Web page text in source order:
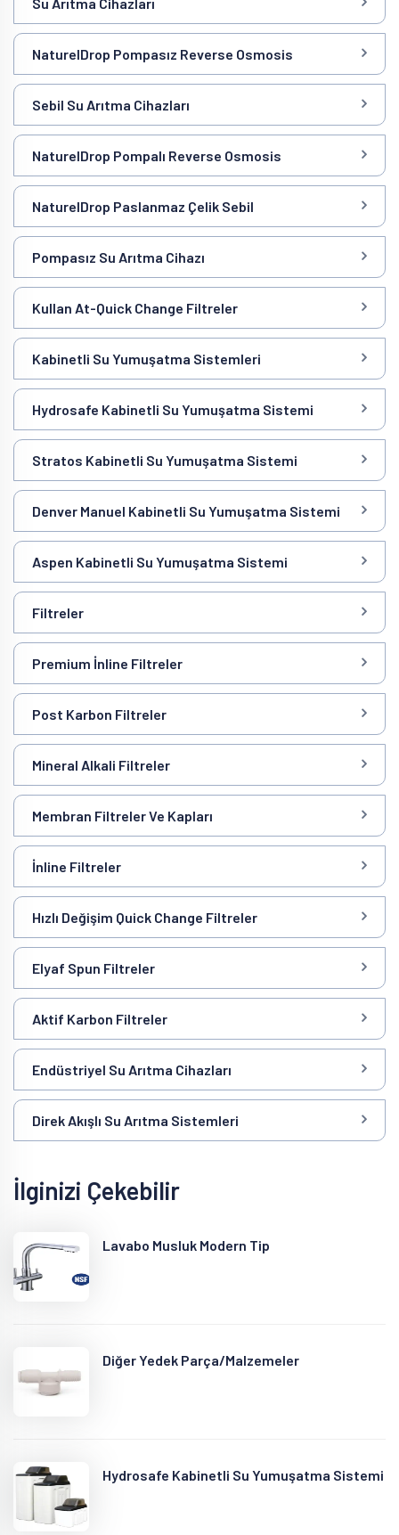
NaturelDrop Pompasız Reverse Osmosis
Sebil Su Arıtma Cihazları
NaturelDrop Pompalı Reverse Osmosis
NaturelDrop Paslanmaz Çelik Sebil
Pompasız Su Arıtma Cihazı
Kullan At-Quick Change Filtreler
Kabinetli Su Yumuşatma Sistemleri
Hydrosafe Kabinetli Su Yumuşatma Sistemi
Stratos Kabinetli Su Yumuşatma Sistemi
Denver Manuel Kabinetli Su Yumuşatma Sistemi
Aspen Kabinetli Su Yumuşatma Sistemi
Filtreler
Premium İnline Filtreler
Post Karbon Filtreler
Mineral Alkali Filtreler
Membran Filtreler Ve Kapları
İnline Filtreler
Hızlı Değişim Quick Change Filtreler
Elyaf Spun Filtreler
Aktif Karbon Filtreler
Endüstriyel Su Arıtma Cihazları
Direk Akışlı Su Arıtma Sistemleri
İlginizi Çekebilir
Lavabo Musluk Modern Tip
Diğer Yedek Parça/Malzemeler
Hydrosafe Kabinetli Su Yumuşatma Sistemi